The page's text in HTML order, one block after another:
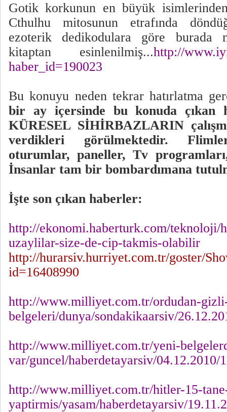
Gotik korkunun en büyük
Cthulhu mitosunun etrafında
ezoterik dedikodulara göre burada
kitaptan esinlenilmiş...http://
haber_id=190023
Bu konuyu neden tekrar hatırlatma
bir ay içersinde bu konuda çıkan
KÜRESEL SİHİRBAZLARIN
verdikleri görülmektedir.
oturumlar, paneller, Tv
İnsanlar tam bir bombardımana
İşte son çıkan haberler:
http://ekonomi.haberturk.com/teknoloji/
uzaylilar-size-de-cip-takmis-olabilir
http://hurarsiv.hurriyet.com.tr/goster/
id=16408990
http://www.milliyet.com.tr/ordudan-
belgeleri/dunya/sondakikaarsiv/
http://www.milliyet.com.tr/yeni-
var/guncel/haberdetayarsiv/04.12.2010/
http://www.milliyet.com.tr/hitler-15-
yaptirmis/yasam/haberdetayarsiv/